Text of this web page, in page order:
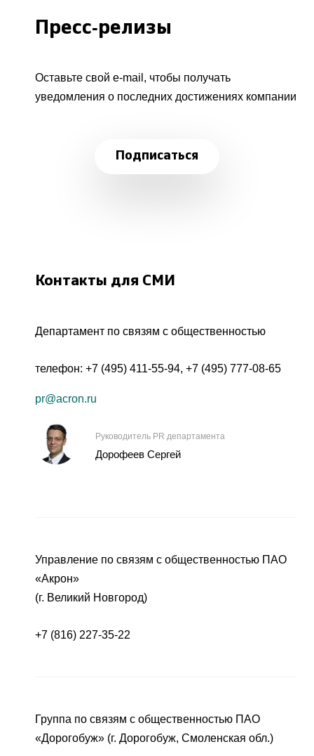
Пресс-релизы
Оставьте свой e-mail, чтобы получать
уведомления о последних достижениях компании
Подписаться
Контакты для СМИ
Департамент по связям с общественностью
телефон: +7 (495) 411-55-94, +7 (495) 777-08-65
pr@acron.ru
Руководитель PR департамента
Дорофеев Сергей
Управление по связям с общественностью ПАО
«Акрон»
(г. Великий Новгород)
+7 (816) 227-35-22
Группа по связям с общественностью ПАО
«Дорогобуж» (г. Дорогобуж, Смоленская обл.)